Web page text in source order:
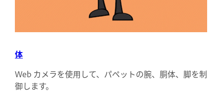
体
Web カメラを使用して、パペットの腕、胴体、脚を制
御します。